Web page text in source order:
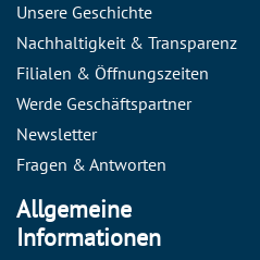
Unsere Geschichte
Nachhaltigkeit & Transparenz
Filialen & Öffnungszeiten
Werde Geschäftspartner
Newsletter
Fragen & Antworten
Allgemeine
Informationen